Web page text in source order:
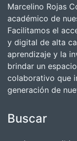
Marcelino Rojas
académico de
Facilitamos el
y digital de alta
aprendizaje y la
brindar un
colaborativo que
generación de
Buscar